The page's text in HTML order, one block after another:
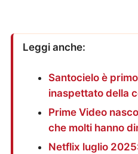
Leggi anche:
Santocielo è
inaspettato della
Prime Video
che molti hanno
Netflix luglio